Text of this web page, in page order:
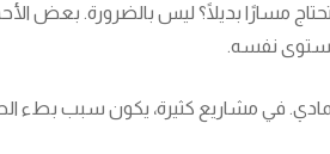
مسارًا بديلًا؟ ليس بالضرورة. بعض
نفسه.
في مشاريع كثيرة، يكون سبب بطء